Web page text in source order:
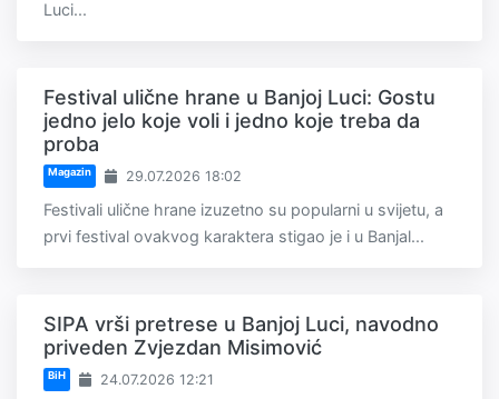
Luci...
Festival ulične hrane u Banjoj Luci: Gostu
jedno jelo koje voli i jedno koje treba da
proba
Magazin 29.07.2026 18:02
Festivali ulične hrane izuzetno su popularni u svijetu, a
prvi festival ovakvog karaktera stigao je i u Banjal...
SIPA vrši pretrese u Banjoj Luci, navodno
priveden Zvjezdan Misimović
BiH 24.07.2026 12:21